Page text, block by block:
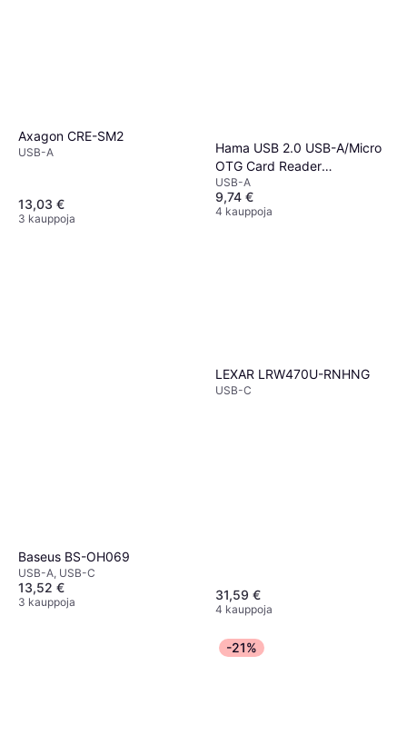
Axagon CRE-SM2
USB-A
13,03 €
3 kauppoja
Hama USB 2.0 USB-A/Micro
OTG Card Reader
(00200130)
USB-A
9,74 €
4 kauppoja
Baseus BS-OH069
USB-A, USB-C
13,52 €
3 kauppoja
LEXAR LRW470U-RNHNG
USB-C
31,59 €
4 kauppoja
-21%